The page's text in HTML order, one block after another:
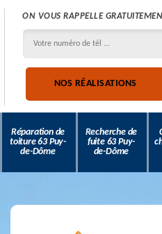
ON VOUS RAPPELLE
NOS RÉALISATIONS
Réparation de
toiture 63 Puy-
de-Dôme
Recherche de
fuite 63 Puy-
de-Dôme